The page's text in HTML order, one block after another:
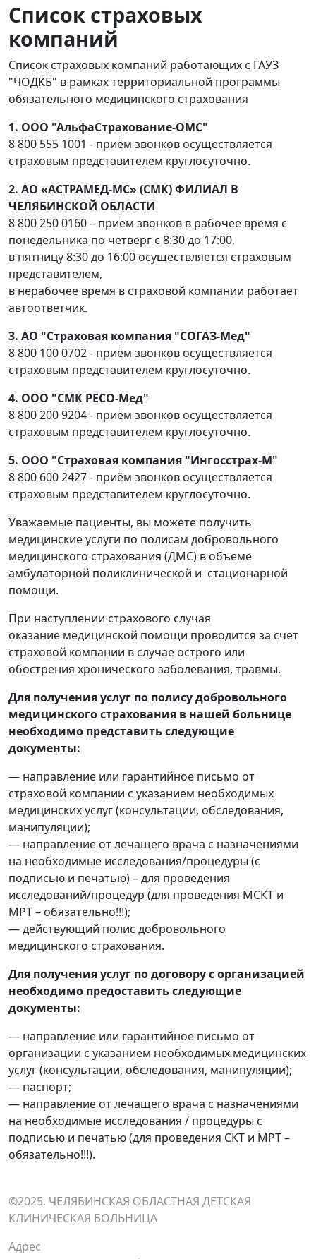
Список страховых
компаний
Список страховых компаний работающих с ГАУЗ
"ЧОДКБ" в рамках территориальной программы
обязательного медицинского страхования
1. ООО "АльфаСтрахование-ОМС"
8 800 555 1001 - приём звонков осуществляется
страховым представителем круглосуточно.
2. АО «АСТРАМЕД-МС» (СМК) ФИЛИАЛ В
ЧЕЛЯБИНСКОЙ ОБЛАСТИ
8 800 250 0160 – приём звонков в рабочее время с
понедельника по четверг с 8:30 до 17:00,
в пятницу 8:30 до 16:00 осуществляется страховым
представителем,
в нерабочее время в страховой компании работает
автоответчик.
3. АО "Страховая компания "СОГАЗ-Мед"
8 800 100 0702 - приём звонков осуществляется
страховым представителем круглосуточно.
4. ООО "СМК РЕСО-Мед"
8 800 200 9204 - приём звонков осуществляется
страховым представителем круглосуточно.
5. ООО "Страховая компания "Ингосстрах-М"
8 800 600 2427 - приём звонков осуществляется
страховым представителем круглосуточно.
Уважаемые пациенты, вы можете получить
медицинские услуги по полисам добровольного
медицинского страхования (ДМС) в объеме
амбулаторной поликлинической и стационарной
помощи.
При наступлении страхового случая
оказание медицинской помощи проводится за счет
страховой компании в случае острого или
обострения хронического заболевания, травмы.
Для получения услуг по полису добровольного
медицинского страхования в нашей больнице
необходимо представить следующие
документы:
— направление или гарантийное письмо от
страховой компании с указанием необходимых
медицинских услуг (консультации, обследования,
манипуляции);
— направление от лечащего врача с назначениями
на необходимые исследования/процедуры (с
подписью и печатью) – для проведения
исследований/процедур (для проведения МСКТ и
МРТ – обязательно!!!);
— действующий полис добровольного
медицинского страхования.
Для получения услуг по договору с организацией
необходимо предоставить следующие
документы:
— направление или гарантийное письмо от
организации с указанием необходимых медицинских
услуг (консультации, обследования, манипуляции);
— паспорт;
— направление от лечащего врача с назначениями
на необходимые исследования / процедуры с
подписью и печатью (для проведения СКТ и МРТ –
обязательно!!!).
©2025. ЧЕЛЯБИНСКАЯ ОБЛАСТНАЯ ДЕТСКАЯ
КЛИНИЧЕСКАЯ БОЛЬНИЦА
Адрес